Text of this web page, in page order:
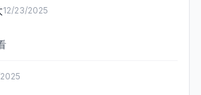
12/23/2025